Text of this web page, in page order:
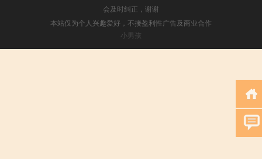
会及时纠正，谢谢
本站仅为个人兴趣爱好，不接盈利性广告及商业合作
小男孩